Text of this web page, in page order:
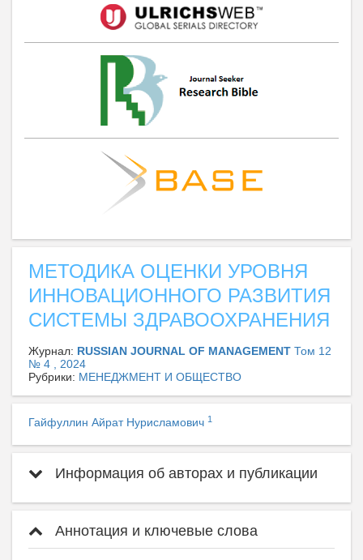
МЕТОДИКА ОЦЕНКИ УРОВНЯ
ИННОВАЦИОННОГО РАЗВИТИЯ
СИСТЕМЫ ЗДРАВООХРАНЕНИЯ
Журнал: RUSSIAN JOURNAL OF MANAGEMENT Том 12
№ 4 , 2024
Рубрики: МЕНЕДЖМЕНТ И ОБЩЕСТВО
Гайфуллин Айрат Нурисламович 1
Информация об авторах и публикации
Аннотация и ключевые слова